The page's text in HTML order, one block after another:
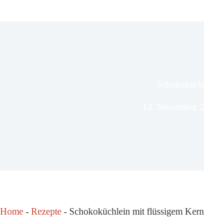
Home - Rezepte - Schokoküchlein mit flüssigem Kern